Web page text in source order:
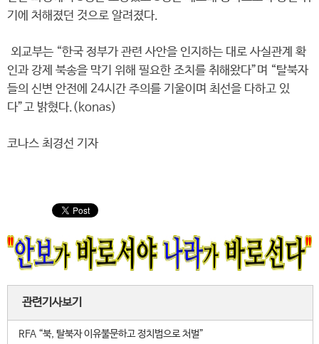
기에 처해졌던 것으로 알려졌다.
외교부는 “한국 정부가 관련 사안을 인지하는 대로 사실관계 확
인과 강제 북송을 막기 위해 필요한 조치를 취해왔다”며 “탈북자
들의 신변 안전에 24시간 주의를 기울이며 최선을 다하고 있
다”고 밝혔다.(konas)
코나스 최경선 기자
관련기사보기
RFA “북, 탈북자 이유불문하고 정치범으로 처벌”